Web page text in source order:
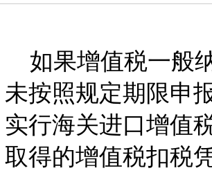
如果增值税一般
未按照规定期限申
实行海关进口增值
取得的增值税扣税